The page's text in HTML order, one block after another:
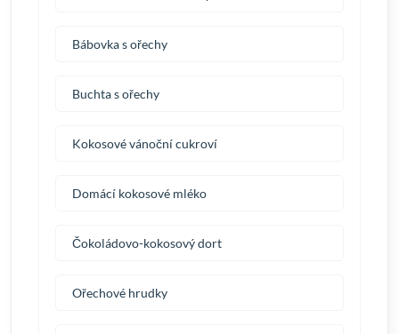
Bábovka s ořechy
Buchta s ořechy
Kokosové vánoční cukroví
Domácí kokosové mléko
Čokoládovo-kokosový dort
Ořechové hrudky